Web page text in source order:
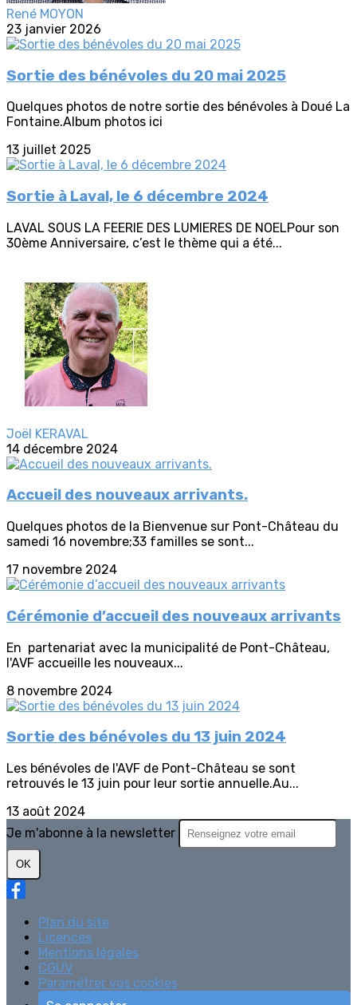
René MOYON
23 janvier 2026
Sortie des bénévoles du 20 mai 2025
Quelques photos de notre sortie des bénévoles à Doué La
Fontaine.Album photos ici
13 juillet 2025
Sortie à Laval, le 6 décembre 2024
LAVAL SOUS LA FEERIE DES LUMIERES DE NOELPour son
30ème Anniversaire, c’est le thème qui a été...
Joël KERAVAL
14 décembre 2024
Accueil des nouveaux arrivants.
Quelques photos de la Bienvenue sur Pont-Château du
samedi 16 novembre;33 familles se sont...
17 novembre 2024
Cérémonie d’accueil des nouveaux arrivants
En partenariat avec la municipalité de Pont-Château,
l'AVF accueille les nouveaux...
8 novembre 2024
Sortie des bénévoles du 13 juin 2024
Les bénévoles de l'AVF de Pont-Château se sont
retrouvés le 13 juin pour leur sortie annuelle.Au...
13 août 2024
Je m'abonne à la newsletter
OK
Plan du site
Licences
Mentions légales
CGUV
Paramétrer vos cookies